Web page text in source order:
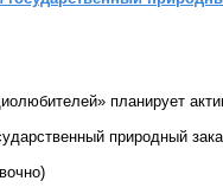
планирует
природный